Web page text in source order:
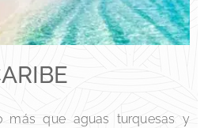
más que aguas turquesas y